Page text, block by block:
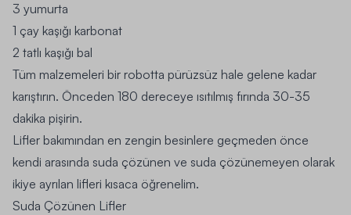
3 yumurta
1 çay kaşığı karbonat
2 tatlı kaşığı bal
Tüm malzemeleri bir robotta pürüzsüz hale gelene kadar
karıştırın. Önceden 180 dereceye ısıtılmış fırında 30-35
dakika pişirin.
Lifler bakımından en zengin besinlere geçmeden önce
kendi arasında suda çözünen ve suda çözünemeyen olarak
ikiye ayrılan lifleri kısaca öğrenelim.
Suda Çözünen Lifler